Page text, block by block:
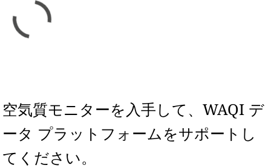
空気質モニターを入手して、WAQI デ
ータ プラットフォームをサポートし
てください。